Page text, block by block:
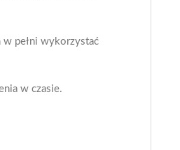
pełni wykorzystać
w czasie.